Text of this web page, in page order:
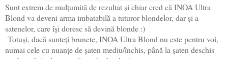
Sunt extrem de mulțumită de rezultat și chiar cred că INOA Ultra
Blond va deveni arma imbatabilă a tuturor blondelor, dar și a
satenelor, care își doresc să devină blonde :)
Totuși, dacă sunteți brunete, INOA Ultra Blond nu este pentru voi,
numai cele cu nuanțe de șaten mediu/închis, până la șaten deschis